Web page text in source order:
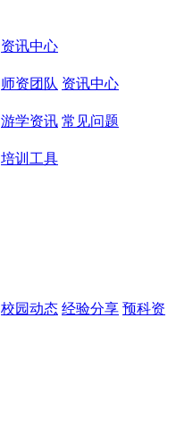
资讯中心
师资团队 资讯中心
游学资讯 常见问题
培训工具
校园动态 经验分享 预科资